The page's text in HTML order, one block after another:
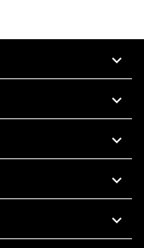




